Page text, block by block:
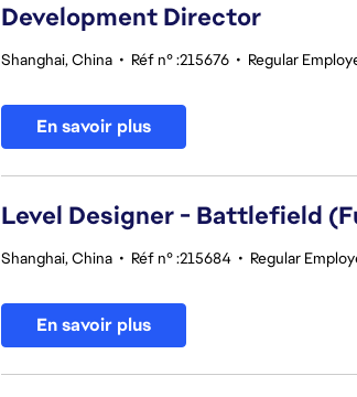
Development Director
Shanghai, China • Réf n° :215676 • Regular
En savoir plus
Level Designer - Battlefield
Shanghai, China • Réf n° :215684 • Regular
En savoir plus